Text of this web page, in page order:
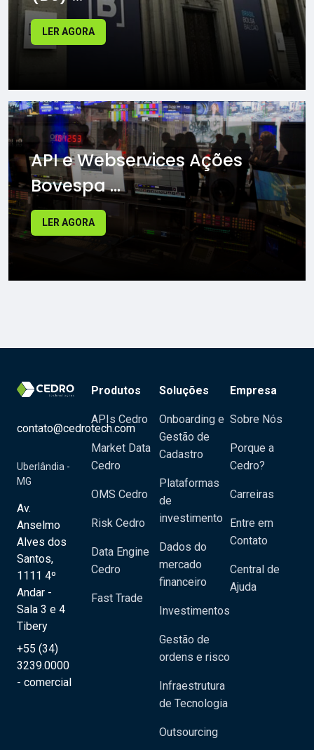
LER AGORA
API e Webservices Ações
Bovespa ...
LER AGORA
contato@cedrotech.com
Uberlândia -
MG
Av.
Anselmo
Alves dos
Santos,
1111 4º
Andar -
Sala 3 e 4
Tibery
+55 (34)
3239.0000
- comercial
Produtos
APIs Cedro
Market Data
Cedro
OMS Cedro
Risk Cedro
Data Engine
Cedro
Fast Trade
Soluções
Onboarding e
Gestão de
Cadastro
Plataformas
de
investimento
Dados do
mercado
financeiro
Investimentos
Gestão de
ordens e risco
Infraestrutura
de Tecnologia
Outsourcing
Empresa
Sobre Nós
Porque a
Cedro?
Carreiras
Entre em
Contato
Central de
Ajuda